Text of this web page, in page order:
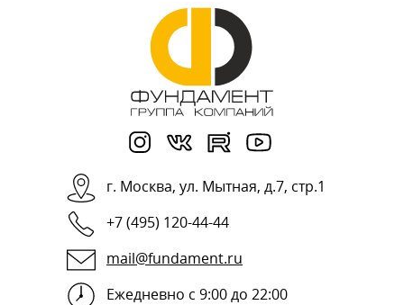
г. Москва, ул. Мытная, д.7, стр.1
+7 (495) 120-44-44
mail@fundament.ru
Ежедневно с 9:00 до 22:00